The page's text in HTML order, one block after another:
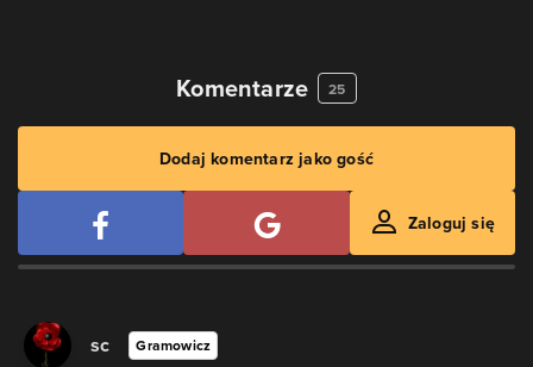
Komentarze 25
Dodaj komentarz jako gość
Zaloguj się
sc
Gramowicz